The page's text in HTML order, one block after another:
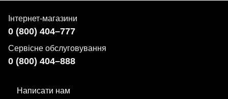
Інтернет-магазини
0 (800) 404–777
Сервісне обслуговування
0 (800) 404–888
Написати нам